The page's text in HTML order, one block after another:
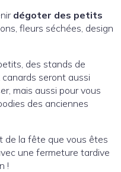
dégoter des petits
fleurs séchées, design
des stands de
seront aussi
mais aussi pour vous
des anciennes
de la fête que vous êtes
une fermeture tardive
!